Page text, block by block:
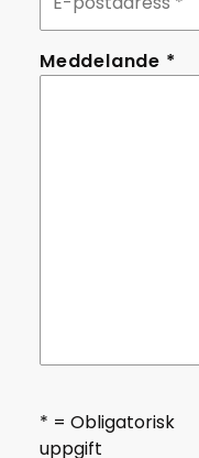
postadress
Meddelande *
* = Obligatorisk
uppgift